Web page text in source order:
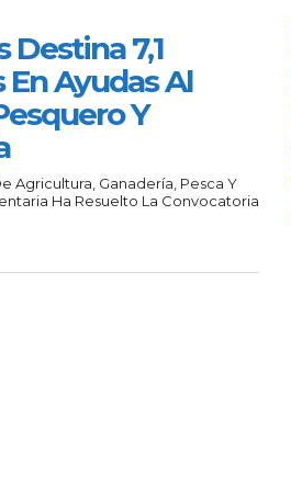
Destina 7,1
En Ayudas Al
Y
Agricultura, Ganadería, Pesca Y
Ha Resuelto La Convocatoria